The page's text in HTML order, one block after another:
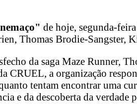
de hoje, segunda-
Thomas Brodie-Sangster,
da saga Maze Runner,
CRUEL, a organização
tentam encontrar uma
e da descoberta da